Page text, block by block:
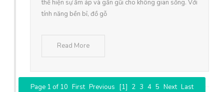
thể hiện sự ấm áp và gần gũi cho không gian sống. Với
tính năng bền bỉ, đồ gỗ
Read More
Page 1 of 10 First Previous [1] 2 3 4 5 Next Last